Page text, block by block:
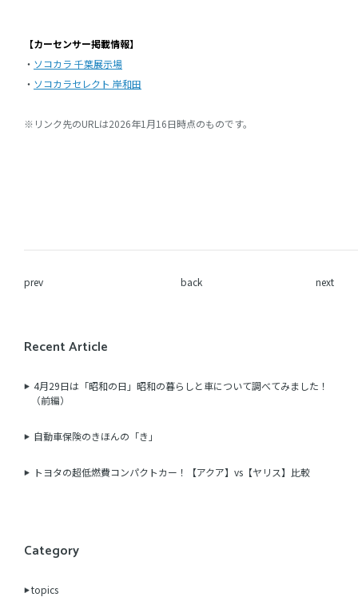
【カーセンサー掲載情報】
・ ソコカラ 千葉展示場
・ ソコカラセレクト 岸和田
※リンク先のURLは2026年1月16日時点のものです。
prev back next
Recent Article
4月29日は「昭和の日」昭和の暮らしと車について調べてみました！
（前編）
自動車保険のきほんの「き」
トヨタの超低燃費コンパクトカー！【アクア】vs【ヤリス】比較
Category
topics